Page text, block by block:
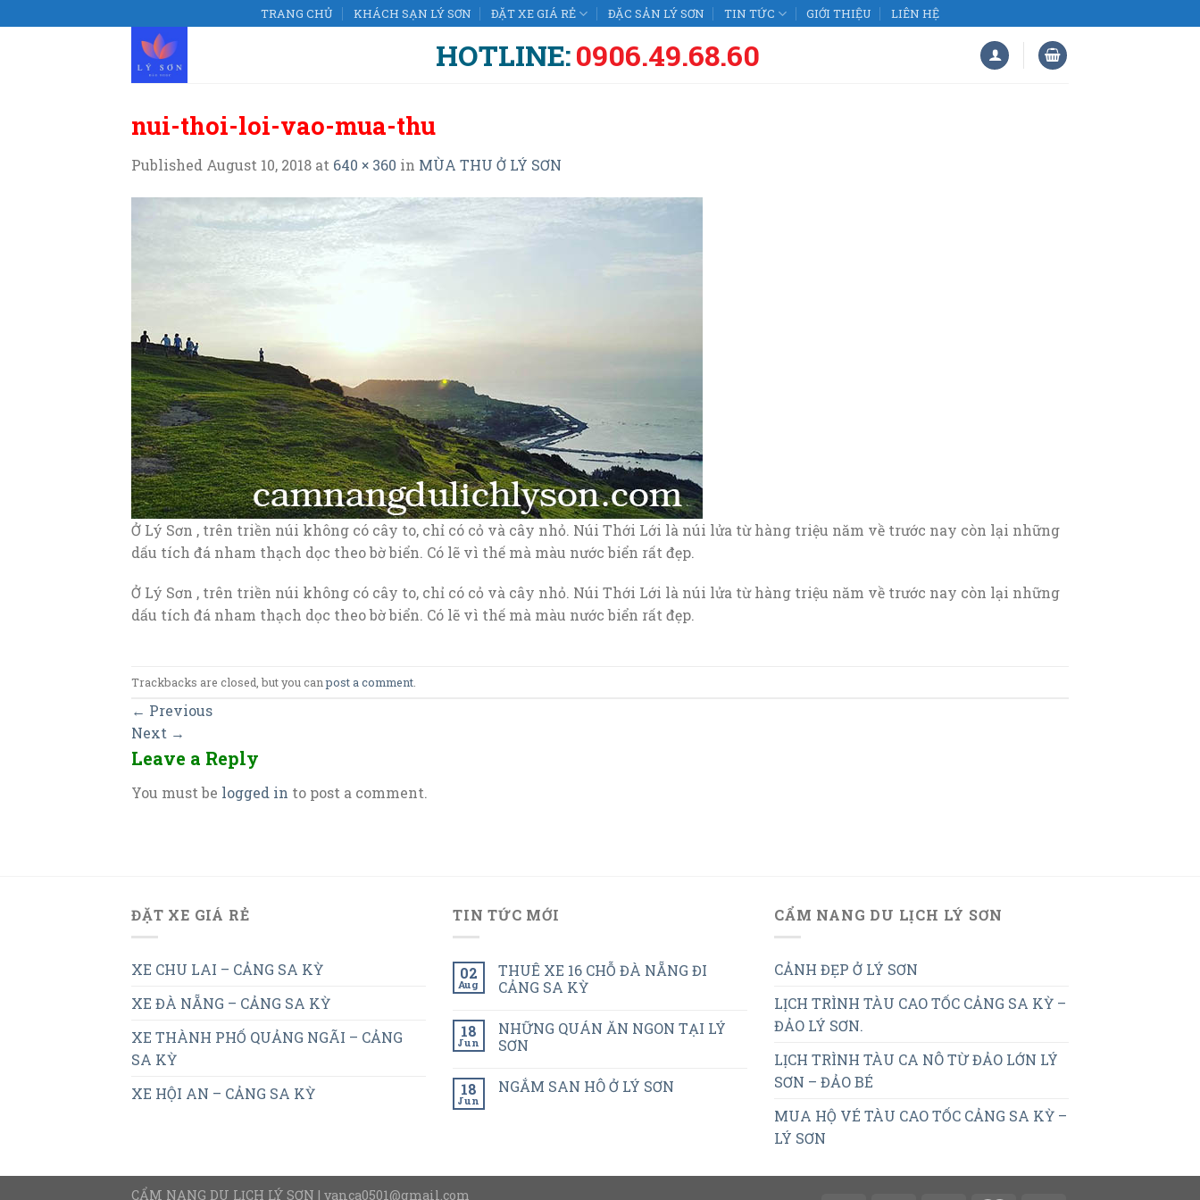
to
TRANG CHỦ KHÁCH SẠN LÝ SƠN ĐẶT XE GIÁ RẺ ĐẶC SẢN LÝ SƠN TIN TỨC GIỚI THIỆU LIÊN HỆ
HOTLINE:0906.49.68.60
nui-thoi-loi-vao-mua-thu
Published August 10, 2018 at 640 × 360 in MÙA THU Ở LÝ SƠN
Ở Lý Sơn , trên triền núi không có cây to, chỉ có cỏ và cây nhỏ. Núi Thới Lới là núi lửa từ hàng triệu năm về trước nay còn lại những
dấu tích đá nham thạch dọc theo bờ biển. Có lẽ vì thế mà màu nước biển rất đẹp.
Ở Lý Sơn , trên triền núi không có cây to, chỉ có cỏ và cây nhỏ. Núi Thới Lới là núi lửa từ hàng triệu năm về trước nay còn lại những
dấu tích đá nham thạch dọc theo bờ biển. Có lẽ vì thế mà màu nước biển rất đẹp.
Trackbacks are closed, but you canpost a comment
← Previous
Next →
Leave a Reply
You must be logged in to post a comment.
ĐẶT XE GIÁ RẺ
XE CHU LAI – CẢNG SA KỲ
XE ĐÀ NẴNG – CẢNG SA KỲ
XE THÀNH PHỐ QUẢNG NGÃI – CẢNG
SA KỲ
XE HỘI AN – CẢNG SA KỲ
TIN TỨC MỚI
02
Aug
THUÊ XE 16 CHỖ ĐÀ NẴNG ĐI
CẢNG SA KỲ
18
Jun
NHỮNG QUÁN ĂN NGON TẠI LÝ
SƠN
18
Jun
NGẮM SAN HÔ Ở LÝ SƠN
CẨM NANG DU LỊCH LÝ SƠN
CẢNH ĐẸP Ở LÝ SƠN
LỊCH TRÌNH TÀU CAO TỐC CẢNG SA KỲ –
ĐẢO LÝ SƠN.
LỊCH TRÌNH TÀU CA NÔ TỪ ĐẢO LỚN LÝ
SƠN – ĐẢO BÉ
MUA HỘ VÉ TÀU CAO TỐC CẢNG SA KỲ –
LÝ SƠN
CẨM NANG DU LỊCH LÝ SƠN | vanca0501@gmail.com